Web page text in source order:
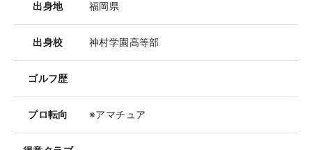
出身地 福岡県
出身校 神村学園高等部
ゴルフ歴
プロ転向 ※アマチュア